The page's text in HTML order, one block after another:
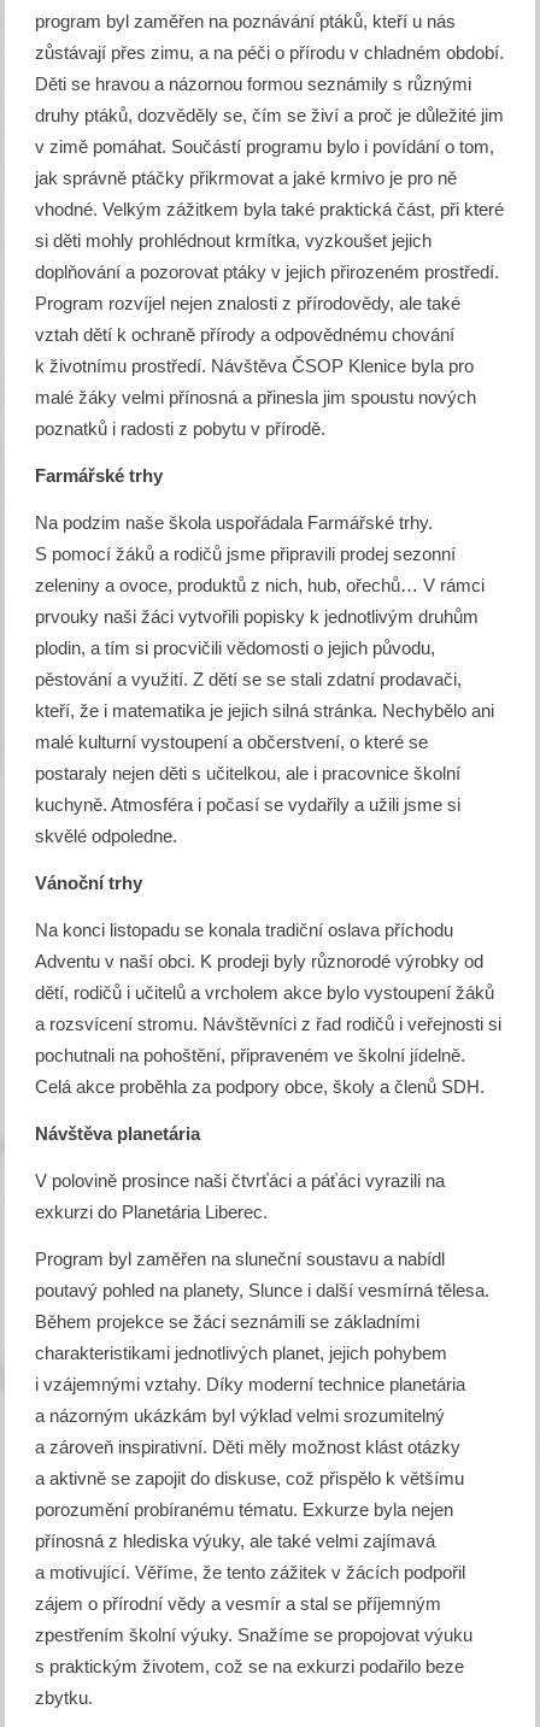
program byl zaměřen na poznávání ptáků, kteří u nás
zůstávají přes zimu, a na péči o přírodu v chladném období.
Děti se hravou a názornou formou seznámily s různými
druhy ptáků, dozvěděly se, čím se živí a proč je důležité jim
v zimě pomáhat. Součástí programu bylo i povídání o tom,
jak správně ptáčky přikrmovat a jaké krmivo je pro ně
vhodné. Velkým zážitkem byla také praktická část, při které
si děti mohly prohlédnout krmítka, vyzkoušet jejich
doplňování a pozorovat ptáky v jejich přirozeném prostředí.
Program rozvíjel nejen znalosti z přírodovědy, ale také
vztah dětí k ochraně přírody a odpovědnému chování
k životnímu prostředí. Návštěva ČSOP Klenice byla pro
malé žáky velmi přínosná a přinesla jim spoustu nových
poznatků i radosti z pobytu v přírodě.
Farmářské trhy
Na podzim naše škola uspořádala Farmářské trhy.
S pomocí žáků a rodičů jsme připravili prodej sezonní
zeleniny a ovoce, produktů z nich, hub, ořechů… V rámci
prvouky naši žáci vytvořili popisky k jednotlivým druhům
plodin, a tím si procvičili vědomosti o jejich původu,
pěstování a využití. Z dětí se se stali zdatní prodavači,
kteří, že i matematika je jejich silná stránka. Nechybělo ani
malé kulturní vystoupení a občerstvení, o které se
postaraly nejen děti s učitelkou, ale i pracovnice školní
kuchyně. Atmosféra i počasí se vydařily a užili jsme si
skvělé odpoledne.
Vánoční trhy
Na konci listopadu se konala tradiční oslava příchodu
Adventu v naší obci. K prodeji byly různorodé výrobky od
dětí, rodičů i učitelů a vrcholem akce bylo vystoupení žáků
a rozsvícení stromu. Návštěvníci z řad rodičů i veřejnosti si
pochutnali na pohoštění, připraveném ve školní jídelně.
Celá akce proběhla za podpory obce, školy a členů SDH.
Návštěva planetária
V polovině prosince naši čtvrťáci a páťáci vyrazili na
exkurzi do Planetária Liberec.
Program byl zaměřen na sluneční soustavu a nabídl
poutavý pohled na planety, Slunce i další vesmírná tělesa.
Během projekce se žáci seznámili se základními
charakteristikami jednotlivých planet, jejich pohybem
i vzájemnými vztahy. Díky moderní technice planetária
a názorným ukázkám byl výklad velmi srozumitelný
a zároveň inspirativní. Děti měly možnost klást otázky
a aktivně se zapojit do diskuse, což přispělo k většímu
porozumění probíranému tématu. Exkurze byla nejen
přínosná z hlediska výuky, ale také velmi zajímavá
a motivující. Věříme, že tento zážitek v žácích podpořil
zájem o přírodní vědy a vesmír a stal se příjemným
zpestřením školní výuky. Snažíme se propojovat výuku
s praktickým životem, což se na exkurzi podařilo beze
zbytku.